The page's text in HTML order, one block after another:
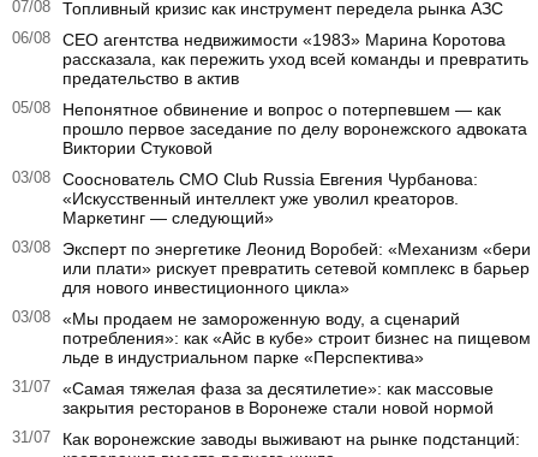
07/08 Топливный кризис как инструмент передела рынка АЗС
06/08
CEO агентства недвижимости «1983» Марина Коротова
рассказала, как пережить уход всей команды и превратить
предательство в актив
05/08
Непонятное обвинение и вопрос о потерпевшем — как
прошло первое заседание по делу воронежского адвоката
Виктории Стуковой
03/08
Сооснователь CMO Club Russia Евгения Чурбанова:
«Искусственный интеллект уже уволил креаторов.
Маркетинг — следующий»
03/08
Эксперт по энергетике Леонид Воробей: «Механизм «бери
или плати» рискует превратить сетевой комплекс в барьер
для нового инвестиционного цикла»
03/08
«Мы продаем не замороженную воду, а сценарий
потребления»: как «Айс в кубе» строит бизнес на пищевом
льде в индустриальном парке «Перспектива»
31/07
«Самая тяжелая фаза за десятилетие»: как массовые
закрытия ресторанов в Воронеже стали новой нормой
31/07
Как воронежские заводы выживают на рынке подстанций: